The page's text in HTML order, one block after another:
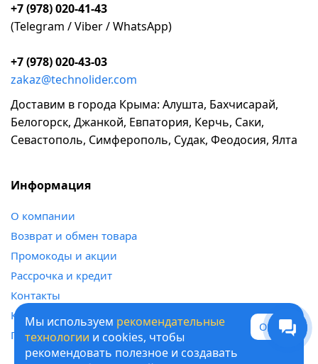
+7 (978) 020-41-43
(Telegram / Viber / WhatsApp)
+7 (978) 020-43-03
zakaz@technolider.com
Доставим в города Крыма: Алушта, Бахчисарай,
Белогорск, Джанкой, Евпатория, Керчь, Саки,
Севастополь, Симферополь, Судак, Феодосия, Ялта
Информация
о компании
возврат и обмен товара
промокоды и акции
рассрочка и кредит
контакты
карта сайта
политика обработки персональных данных
© 1995-2026 ТЕХНОЛИДЕР - информация на сайте не
Мы используем рекомендательные
технологии и cookies, чтобы
рекомендовать полезное и создавать
Окей